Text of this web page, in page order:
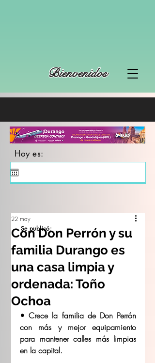
Bienvenidos
Hoy es:
Con Don Perrón y su
familia Durango es
una casa limpia y
ordenada: Toño
Ochoa
22 may
• Crece la familia de Don Perrón
con más y mejor equipamiento
para mantener calles más limpias
en la capital.
Se publicó: